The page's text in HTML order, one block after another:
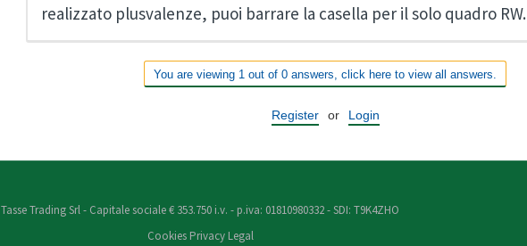
realizzato plusvalenze, puoi barrare la casella per il solo quadro RW.
You are viewing 1 out of 0 answers, click here to view all answers.
Register or Login
Tasse Trading Srl - Capitale sociale € 353.750 i.v. - p.iva: 01810980332 - SDI: T9K4ZHO
Cookies Privacy Legal